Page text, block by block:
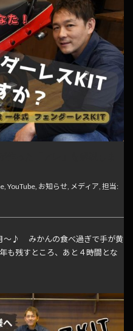
, YouTube, お知らせ, メディア, 担当:
～♪ みかんの食べ過ぎで手が黄
も残すところ、あと４時間とな